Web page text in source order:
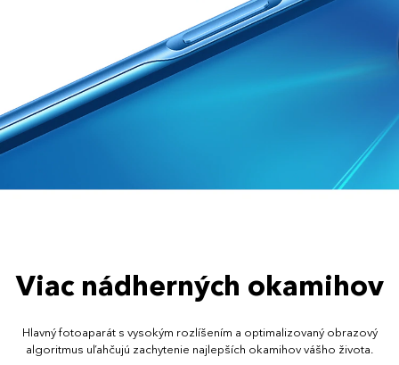
Viac nádherných okamihov
Hlavný fotoaparát s vysokým rozlíšením a optimalizovaný obrazový
algoritmus uľahčujú zachytenie najlepších okamihov vášho života.